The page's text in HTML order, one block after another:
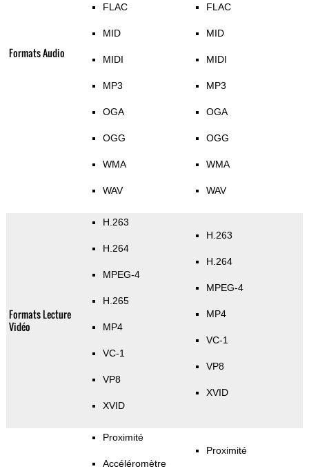
Formats Audio
FLAC
MID
MIDI
MP3
OGA
OGG
WMA
WAV
FLAC
MID
MIDI
MP3
OGA
OGG
WMA
WAV
Formats Lecture
Vidéo
H.263
H.264
MPEG-4
H.265
MP4
VC-1
VP8
XVID
H.263
H.264
MPEG-4
MP4
VC-1
VP8
XVID
Proximité
Accéléromètre
Proximité